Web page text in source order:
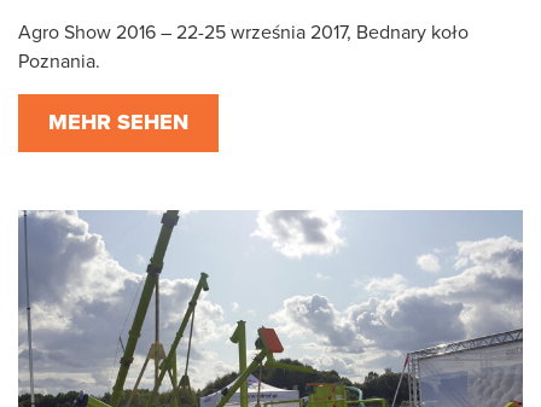
Agro Show 2016 – 22-25 września 2017, Bednary koło
Poznania.
MEHR SEHEN